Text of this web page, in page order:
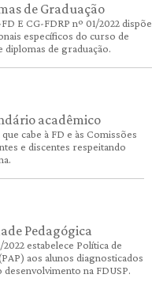
de Graduação
E CG-FDRP nº 01/2022 dispõe
específicos do curso de
diplomas de graduação.
acadêmico
cabe à FD e às Comissões
e discentes respeitando
Pedagógica
estabelece Política de
aos alunos diagnosticados
na FDUSP.